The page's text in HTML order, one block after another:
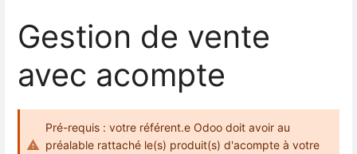
Gestion de vente
avec acompte
Pré-requis : votre référent.e Odoo doit avoir au
préalable rattaché le(s) produit(s) d'acompte à votre